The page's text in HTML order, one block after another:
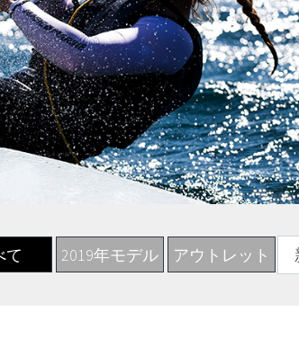
て 2019年モデル アウトレット